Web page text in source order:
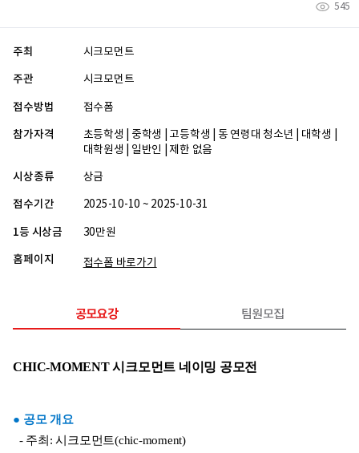
545
주최 시크모먼트
주관 시크모먼트
접수방법 접수폼
참가자격
초등학생 | 중학생 | 고등학생 | 동 연령대 청소년 | 대학생 |
대학원생 | 일반인 | 제한 없음
시상종류 상금
접수기간 2025-10-10 ~ 2025-10-31
1등 시상금 30만원
홈페이지 접수폼 바로가기
공모요강 팀원모집
CHIC-MOMENT 시크모먼트 네이밍 공모전
● 공모 개요
- 주최: 시크모먼트(chic-moment)